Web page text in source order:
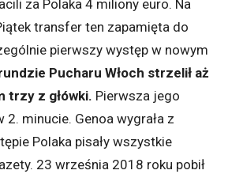
za Polaka 4 miliony euro. Na
transfer ten zapamięta do
pierwszy występ w nowym
Pucharu Włoch strzelił aż
trzy z główki. Pierwsza jego
2. minucie. Genoa wygrała z
Polaka pisały wszystkie
23 września 2018 roku pobił